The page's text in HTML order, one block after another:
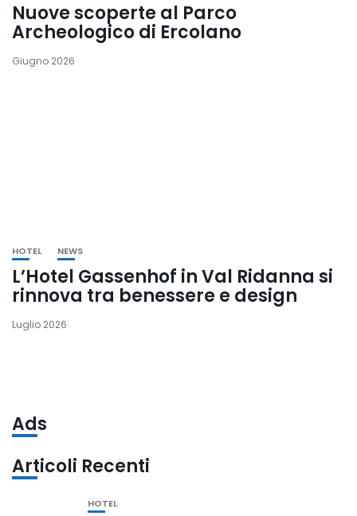
Nuove scoperte al Parco
Archeologico di Ercolano
Giugno 2026
HOTEL NEWS
L’Hotel Gassenhof in Val Ridanna si
rinnova tra benessere e design
Luglio 2026
Ads
Articoli Recenti
HOTEL